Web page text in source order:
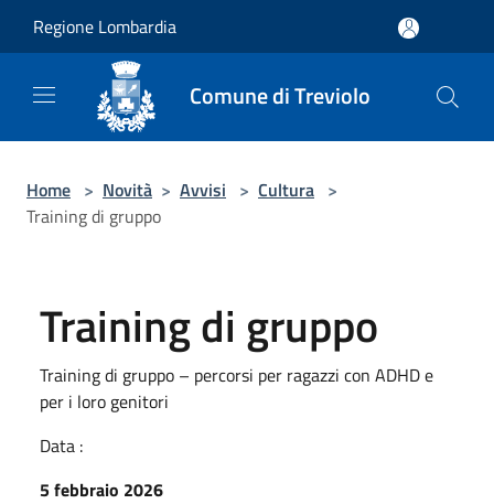
Regione Lombardia
Comune di Treviolo
Home > Novità > Avvisi > Cultura >
Training di gruppo
Training di gruppo
Training di gruppo – percorsi per ragazzi con ADHD e
per i loro genitori
Data :
5 febbraio 2026